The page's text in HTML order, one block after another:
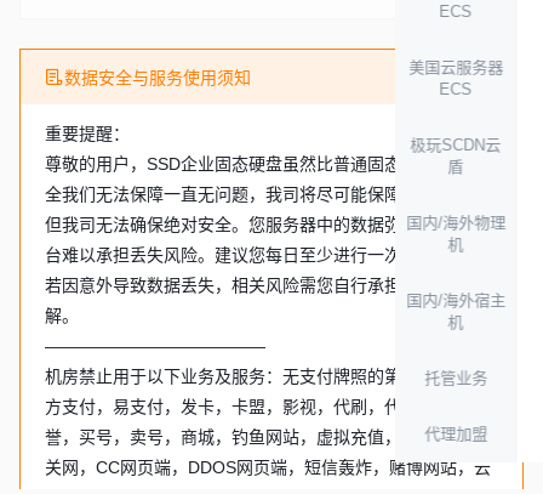
ECS
美国云服务器
ECS
极玩SCDN云
盾
国内/海外物理
机
国内/海外宿主
机
托管业务
代理加盟
数据安全与服务使用须知
重要提醒：
尊敬的用户，SSD企业固态硬盘虽然比普通固态耐用但是安
全我们无法保障一直无问题，我司将尽可能保障数据安全，
但我司无法确保绝对安全。您服务器中的数据弥足珍贵，平
台难以承担丢失风险。建议您每日至少进行一次异地备份，
若因意外导致数据丢失，相关风险需您自行承担，还望您理
解。
—————————————
机房禁止用于以下业务及服务：无支付牌照的第三方及第四
方支付，易支付，发卡，卡盟，影视，代刷，代挂，刷信
誉，买号，卖号，商城，钓鱼网站，虚拟充值，外挂辅助相
关网，CC网页端，DDOS网页端，短信轰炸，赌博网站，云